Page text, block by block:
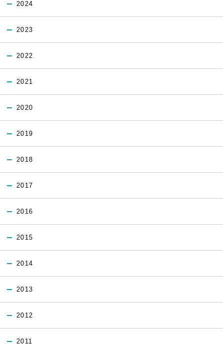
2024
2023
2022
2021
2020
2019
2018
2017
2016
2015
2014
2013
2012
2011